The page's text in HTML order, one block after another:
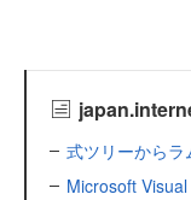
式ツリーからラ
Microsoft